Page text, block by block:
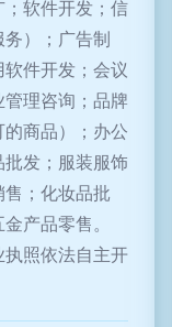
软件开发；信
）；广告制
件开发；会议
理咨询；品牌
商品）；办公
发；服装服饰
；化妆品批
产品零售。
执照依法自主开